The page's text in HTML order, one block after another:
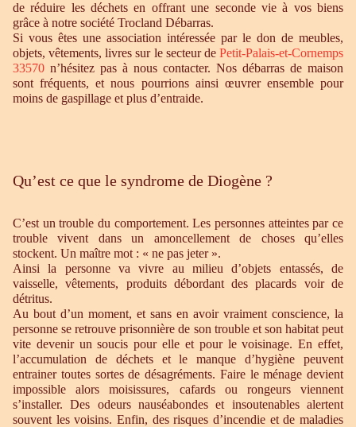
de réduire les déchets en offrant une seconde vie à vos biens
grâce à notre société Trocland Débarras.
Si vous êtes une association intéressée par le don de meubles,
objets, vêtements, livres sur le secteur de Petit-Palais-et-Cornemps
33570 n’hésitez pas à nous contacter. Nos débarras de maison
sont fréquents, et nous pourrions ainsi œuvrer ensemble pour
moins de gaspillage et plus d’entraide.
Qu’est ce que le syndrome de Diogène ?
C’est un trouble du comportement. Les personnes atteintes par ce
trouble vivent dans un amoncellement de choses qu’elles
stockent. Un maître mot : « ne pas jeter ».
Ainsi la personne va vivre au milieu d’objets entassés, de
vaisselle, vêtements, produits débordant des placards voir de
détritus.
Au bout d’un moment, et sans en avoir vraiment conscience, la
personne se retrouve prisonnière de son trouble et son habitat peut
vite devenir un soucis pour elle et pour le voisinage. En effet,
l’accumulation de déchets et le manque d’hygiène peuvent
entrainer toutes sortes de désagréments. Faire le ménage devient
impossible alors moisissures, cafards ou rongeurs viennent
s’installer. Des odeurs nauséabondes et insoutenables alertent
souvent les voisins. Enfin, des risques d’incendie et de maladies